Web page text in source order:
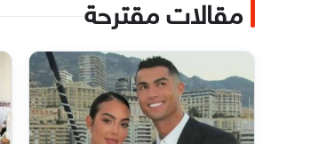
مقالات مقترحة